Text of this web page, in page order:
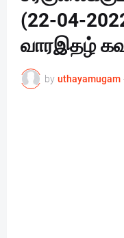
(22-04-
வாரஇதழ்
by uthayamugam